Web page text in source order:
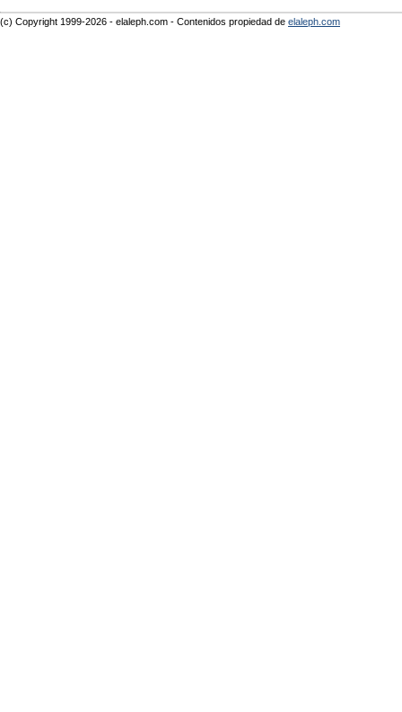
(c) Copyright 1999-2026 - elaleph.com - Contenidos propiedad de elaleph.com